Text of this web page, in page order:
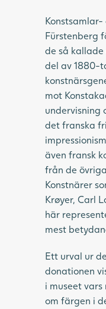
Fürstenberg
de så kallade
del av 1880-
mot
undervisning
det franska
även fransk
från de
Konstnärer
Krøyer, Carl
här
mest
Ett urval ur
donationen
i museet
om färgen i